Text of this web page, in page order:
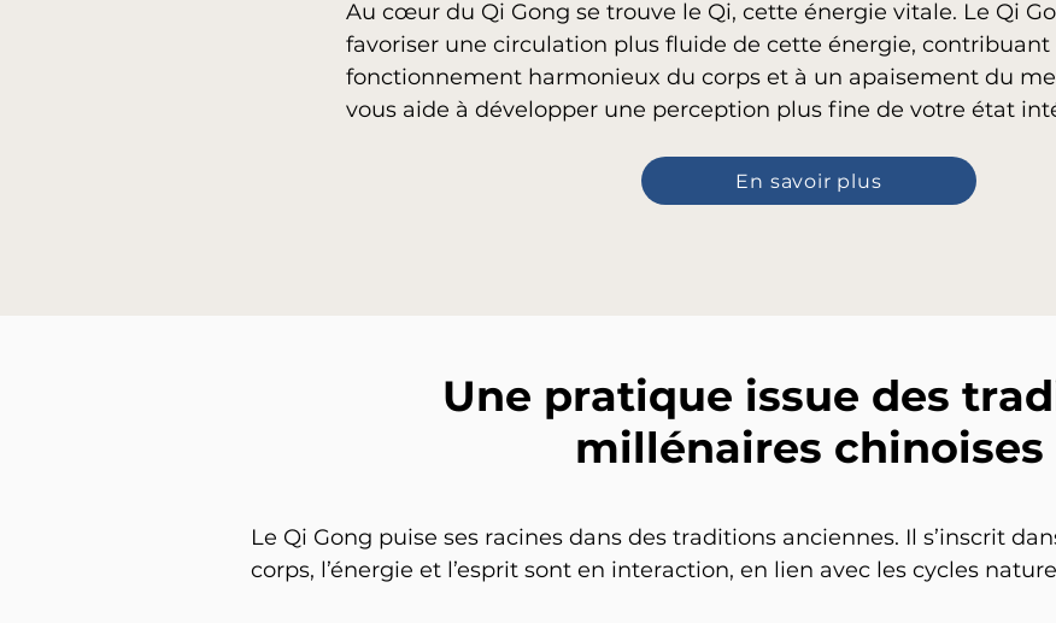
Au cœur du Qi Gong se trouve le Qi, cette énergie vitale. Le Qi
favoriser une circulation plus fluide de cette énergie, contribuant
fonctionnement harmonieux du corps et à un apaisement du
vous aide à développer une perception plus fine de votre état
En savoir plus
Une pratique issue des
millénaires chinoises
Le Qi Gong puise ses racines dans des traditions anciennes. Il s’inscrit
corps, l’énergie et l’esprit sont en interaction, en lien avec les cycles